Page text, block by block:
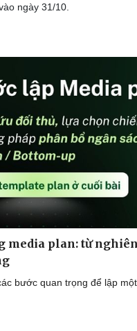
ngày 31/10.
media plan: từ
bước quan trọng để lập một